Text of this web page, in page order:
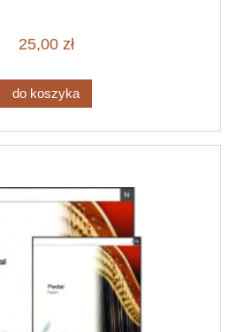
25,00 zł
do koszyka